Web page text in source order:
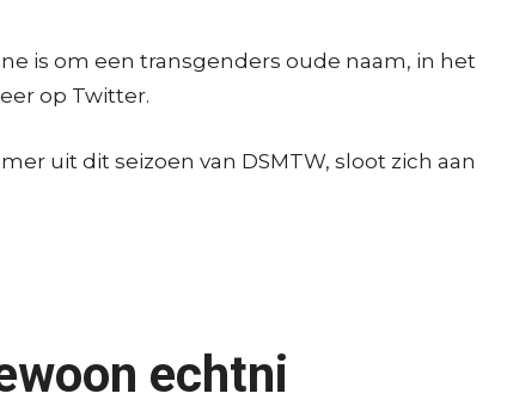
is om een transgenders oude naam, in het
op Twitter.
uit dit seizoen van DSMTW, sloot zich aan
echtni